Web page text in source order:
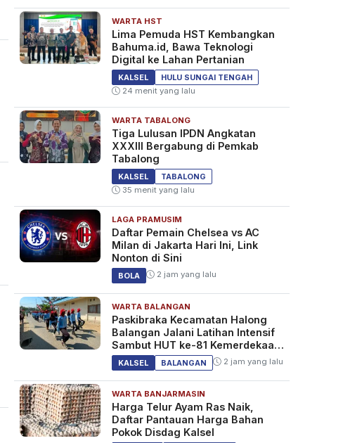
WARTA HST
Lima Pemuda HST Kembangkan
Bahuma.id, Bawa Teknologi
Digital ke Lahan Pertanian
KALSEL
HULU SUNGAI TENGAH
24 menit yang lalu
WARTA TABALONG
Tiga Lulusan IPDN Angkatan
XXXIII Bergabung di Pemkab
Tabalong
KALSEL
TABALONG
35 menit yang lalu
LAGA PRAMUSIM
Daftar Pemain Chelsea vs AC
Milan di Jakarta Hari Ini, Link
Nonton di Sini
BOLA 2 jam yang lalu
WARTA BALANGAN
Paskibraka Kecamatan Halong
Balangan Jalani Latihan Intensif
Sambut HUT ke-81 Kemerdekaan
RIKALSEL BALANGAN 2 jam yang lalu
WARTA BANJARMASIN
Harga Telur Ayam Ras Naik,
Daftar Pantauan Harga Bahan
Pokok Disdag Kalsel